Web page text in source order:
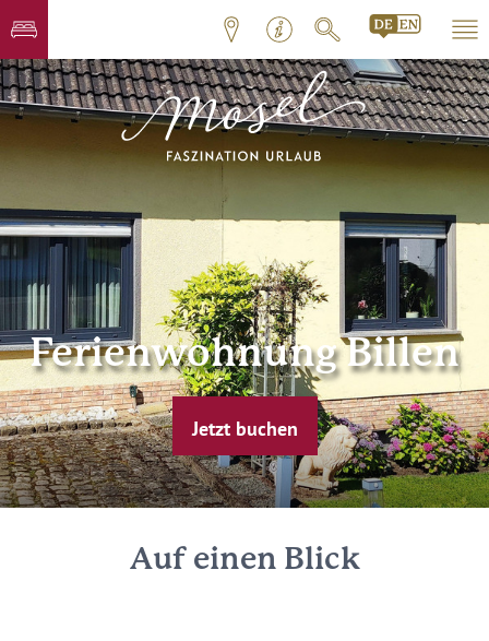
Ferienwohnung Billen
Jetzt buchen
Auf einen Blick